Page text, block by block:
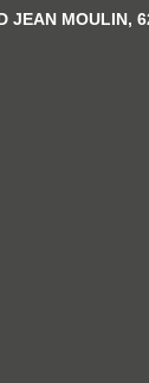
JEAN MOULIN,